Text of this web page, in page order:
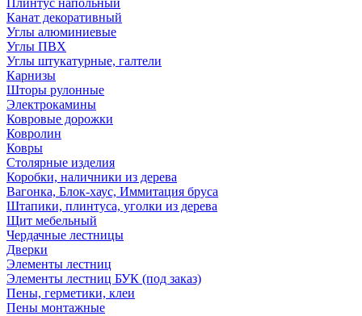
Плинтус напольный
Канат декоративный
Углы алюминиевые
Углы ПВХ
Углы штукатурные, галтели
Карнизы
Шторы рулонные
Электрокамины
Ковровые дорожки
Ковролин
Ковры
Столярные изделия
Коробки, наличники из дерева
Вагонка, Блок-хаус, Иммитация бруса
Штапики, плинтуса, уголки из дерева
Щит мебельный
Чердачные лестницы
Дверки
Элементы лестниц
Элементы лестниц БУК (под заказ)
Пены, герметики, клеи
Пены монтажные